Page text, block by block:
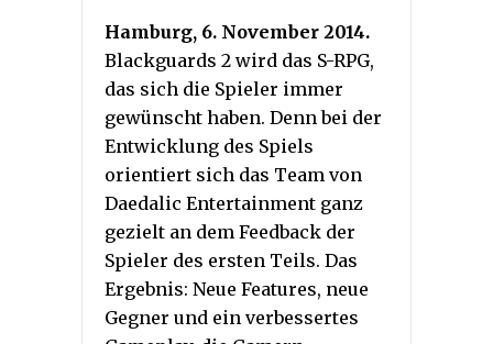
Hamburg, 6. November 2014.
Blackguards 2 wird das S-RPG,
das sich die Spieler immer
gewünscht haben. Denn bei der
Entwicklung des Spiels
orientiert sich das Team von
Daedalic Entertainment ganz
gezielt an dem Feedback der
Spieler des ersten Teils. Das
Ergebnis: Neue Features, neue
Gegner und ein verbessertes